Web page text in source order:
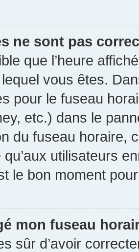
ne sont pas
que l’heure
vous êtes.
pour le fuseau
etc.) dans le
du fuseau horaire,
utilisateurs
le bon moment
mon fuseau
sûr d’avoir